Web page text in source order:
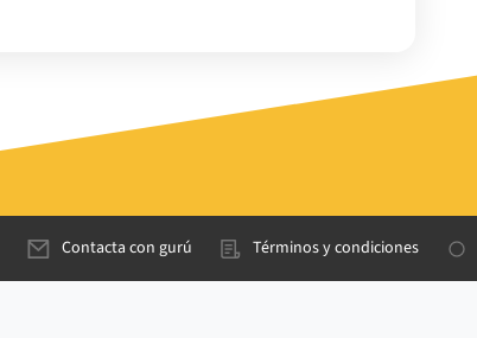
Contacta con gurú Términos y condiciones